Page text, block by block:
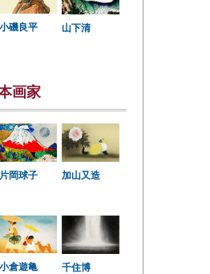
小磯良平 山下清
画家
片岡球子 加山又造
小倉遊亀 千住博